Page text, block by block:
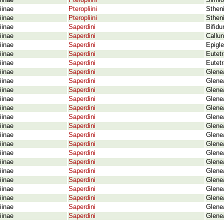
Pteropliini
Pteropliini
Saperdini
Saperdini
Saperdini
Saperdini
Saperdini
Saperdini
Saperdini
Saperdini
Saperdini
Saperdini
Saperdini
Saperdini
Saperdini
Saperdini
Saperdini
Saperdini
Saperdini
Saperdini
Saperdini
Saperdini
Saperdini
Saperdini